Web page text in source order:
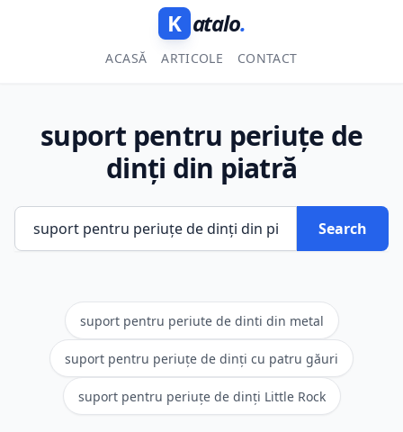
K atalo.
ACASĂ ARTICOLE CONTACT
suport pentru periuțe de
dinți din piatră
Search
suport pentru periute de dinti din metal
suport pentru periuțe de dinți cu patru găuri
suport pentru periuțe de dinți Little Rock